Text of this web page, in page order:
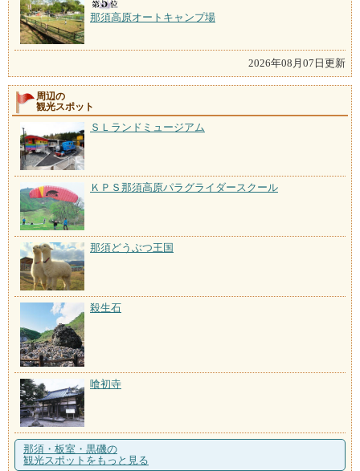
那須高原オートキャンプ場
2026年08月07日更新
周辺の
観光スポット
ＳＬランドミュージアム
ＫＰＳ那須高原パラグライダースクール
那須どうぶつ王国
殺生石
喰初寺
那須・板室・黒磯の
観光スポットをもっと見る